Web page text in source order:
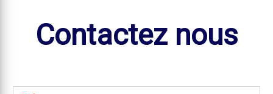
Contactez nous